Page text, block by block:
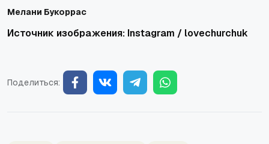
Мелани Букоррас
Источник изображения: Instagram / lovechurchuk
Поделиться: